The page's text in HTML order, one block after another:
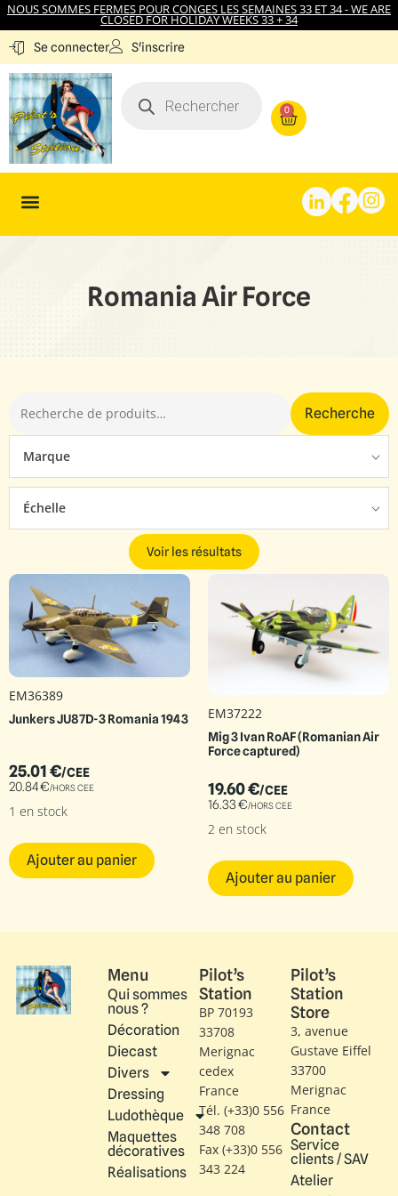
NOUS SOMMES FERMES POUR CONGES LES SEMAINES 33 ET 34 - WE ARE
CLOSED FOR HOLIDAY WEEKS 33 + 34
Se connecter S'inscrire
0
Romania Air Force
Recherche
Marque
Échelle
Voir les résultats
EM36389
Junkers JU87D-3 Romania 1943
25.01€/CEE
20.84€/HORS CEE
1 en stock
Ajouter au panier
EM37222
Mig 3 Ivan RoAF (Romanian Air
Force captured)
19.60€/CEE
16.33€/HORS CEE
2 en stock
Ajouter au panier
Menu
Qui sommes
nous ?
Décoration
Diecast
Divers
Dressing
Ludothèque
Maquettes
décoratives
Réalisations
Pilot’s
Station
BP 70193
33708
Merignac
cedex
France
Tél. (+33)0 556
348 708
Fax (+33)0 556
343 224
Pilot’s
Station
Store
3, avenue
Gustave Eiffel​
33700
Merignac
France
Contact
Service
clients / SAV
Atelier